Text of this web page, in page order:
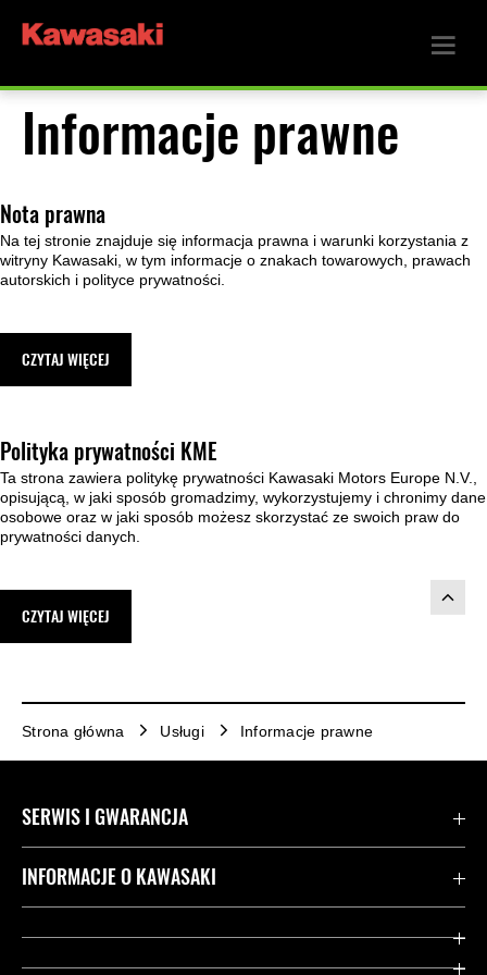
Informacje prawne
Nota prawna
Na tej stronie znajduje się informacja prawna i warunki korzystania z
witryny Kawasaki, w tym informacje o znakach towarowych, prawach
autorskich i polityce prywatności.
CZYTAJ WIĘCEJ
Polityka prywatności KME
Ta strona zawiera politykę prywatności Kawasaki Motors Europe N.V.,
opisującą, w jaki sposób gromadzimy, wykorzystujemy i chronimy dane
osobowe oraz w jaki sposób możesz skorzystać ze swoich praw do
prywatności danych.
CZYTAJ WIĘCEJ
Strona główna Usługi Informacje prawne
SERWIS I GWARANCJA
Kontakt
INFORMACJE O KAWASAKI
Dziedzictwo Kawasaki